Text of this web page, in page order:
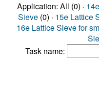
Application: All (0) ·
Sieve (0) · 15e Lattice
16e Lattice Sieve for
Task name: